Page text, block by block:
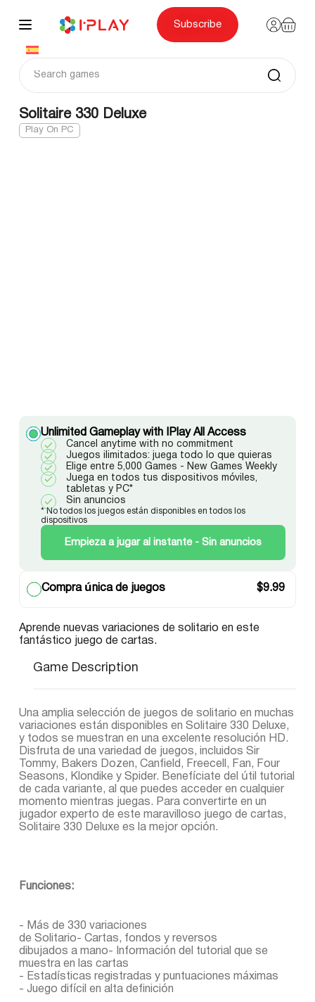
content
Subscribe
Solitaire 330 Deluxe
Play On PC
Unlimited Gameplay with IPlay All Access
Cancel anytime with no commitment
Juegos ilimitados: juega todo lo que quieras
Elige entre 5,000 Games - New Games Weekly
Juega en todos tus dispositivos móviles,
tabletas y PC*
Sin anuncios
* No todos los juegos están disponibles en todos los
dispositivos
Empieza a jugar al instante - Sin anuncios
Compra única de juegos $9.99
Aprende nuevas variaciones de solitario en este
fantástico juego de cartas.
Game Description
Una amplia selección de juegos de solitario en muchas
variaciones están disponibles en Solitaire 330 Deluxe,
y todos se muestran en una excelente resolución HD.
Disfruta de una variedad de juegos, incluidos Sir
Tommy, Bakers Dozen, Canfield, Freecell, Fan, Four
Seasons, Klondike y Spider. Benefíciate del útil tutorial
de cada variante, al que puedes acceder en cualquier
momento mientras juegas. Para convertirte en un
jugador experto de este maravilloso juego de cartas,
Solitaire 330 Deluxe es la mejor opción.
Funciones:
- Más de 330 variaciones
de Solitario- Cartas, fondos y reversos
dibujados a mano- Información del tutorial que se
muestra en las cartas
- Estadísticas registradas y puntuaciones máximas
- Juego difícil en alta definición